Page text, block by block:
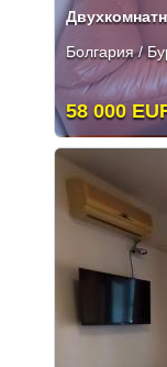
Болгария /
58 000